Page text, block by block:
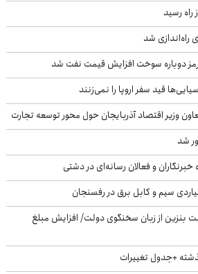
رسید
راه‌اندازی شد
هرمز دوباره سوخت افزایش قیمت نفت شد
قید سفر اروپا را نمی‌زنند
وزیر اقتصاد آذربایجان حول محور توسعه تجارت
شد
و فعالان رسانه‌ای در دشتی
بنزین از زبان سخنگوی دولت/ افزایش مبلغ
+جدول تغییرات